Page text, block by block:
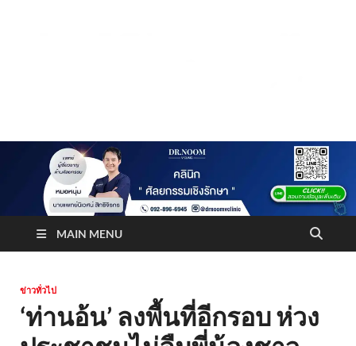
Truststoreonline
MAIN MENU
ข่าวทั่วไป
‘ท่านอ้น’ ลงพื้นที่อีกรอบ ห่วง